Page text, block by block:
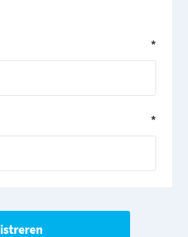
*
*